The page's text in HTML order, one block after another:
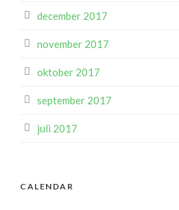
december 2017
november 2017
oktober 2017
september 2017
juli 2017
CALENDAR